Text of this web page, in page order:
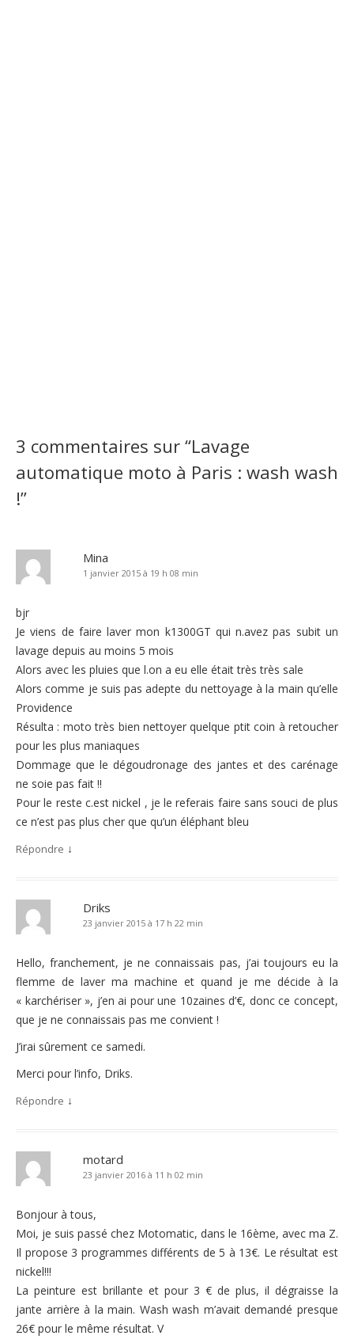
3 commentaires sur “Lavage
automatique moto à Paris : wash wash
!”
Mina
1 janvier 2015 à 19 h 08 min
bjr
Je viens de faire laver mon k1300GT qui n.avez pas subit un
lavage depuis au moins 5 mois
Alors avec les pluies que l.on a eu elle était très très sale
Alors comme je suis pas adepte du nettoyage à la main qu’elle
Providence
Résulta : moto très bien nettoyer quelque ptit coin à retoucher
pour les plus maniaques
Dommage que le dégoudronage des jantes et des carénage
ne soie pas fait !!
Pour le reste c.est nickel , je le referais faire sans souci de plus
ce n’est pas plus cher que qu’un éléphant bleu
Répondre ↓
Driks
23 janvier 2015 à 17 h 22 min
Hello, franchement, je ne connaissais pas, j’ai toujours eu la
flemme de laver ma machine et quand je me décide à la
« karchériser », j’en ai pour une 10zaines d’€, donc ce concept,
que je ne connaissais pas me convient !
J’irai sûrement ce samedi.
Merci pour l’info, Driks.
Répondre ↓
motard
23 janvier 2016 à 11 h 02 min
Bonjour à tous,
Moi, je suis passé chez Motomatic, dans le 16ème, avec ma Z.
Il propose 3 programmes différents de 5 à 13€. Le résultat est
nickel!!!
La peinture est brillante et pour 3 € de plus, il dégraisse la
jante arrière à la main. Wash wash m’avait demandé presque
26€ pour le même résultat. V